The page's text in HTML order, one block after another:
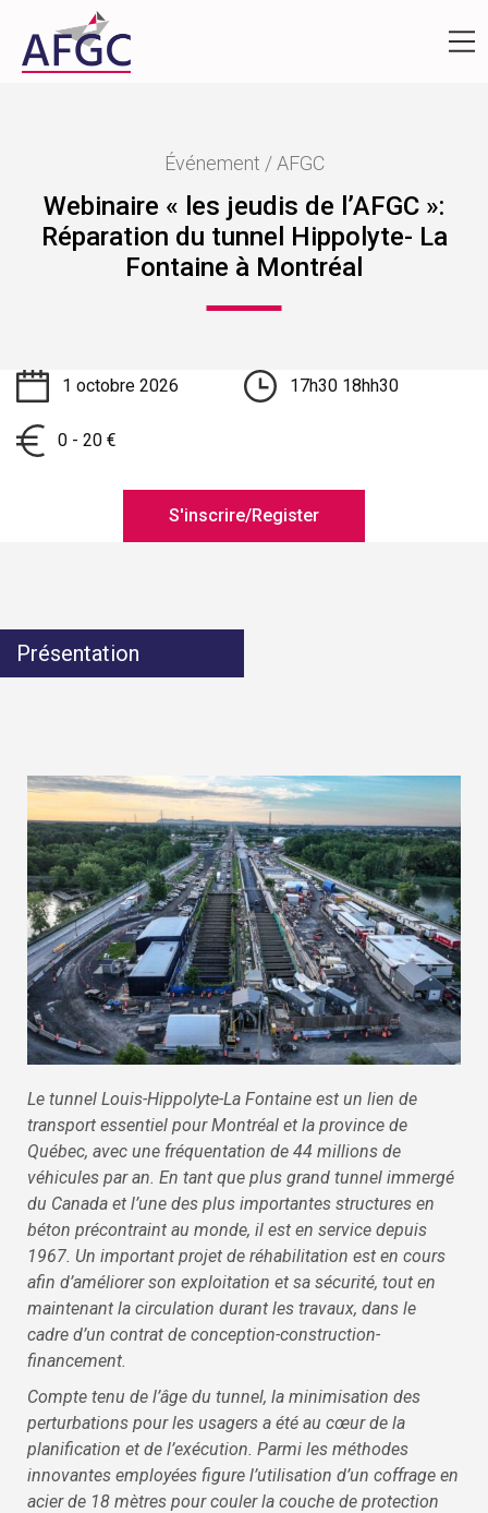
Événement / AFGC
Webinaire « les jeudis de l’AFGC »:
Réparation du tunnel Hippolyte- La
Fontaine à Montréal
1 octobre 2026 17h30 18hh30
0 - 20 €
S'inscrire/Register
Présentation
Le tunnel Louis-Hippolyte-La Fontaine est un lien de
transport essentiel pour Montréal et la province de
Québec, avec une fréquentation de 44 millions de
véhicules par an. En tant que plus grand tunnel immergé
du Canada et l’une des plus importantes structures en
béton précontraint au monde, il est en service depuis
1967. Un important projet de réhabilitation est en cours
afin d’améliorer son exploitation et sa sécurité, tout en
maintenant la circulation durant les travaux, dans le
cadre d’un contrat de conception-construction-
financement.
Compte tenu de l’âge du tunnel, la minimisation des
perturbations pour les usagers a été au cœur de la
planification et de l’exécution. Parmi les méthodes
innovantes employées figure l’utilisation d’un coffrage en
acier de 18 mètres pour couler la couche de protection